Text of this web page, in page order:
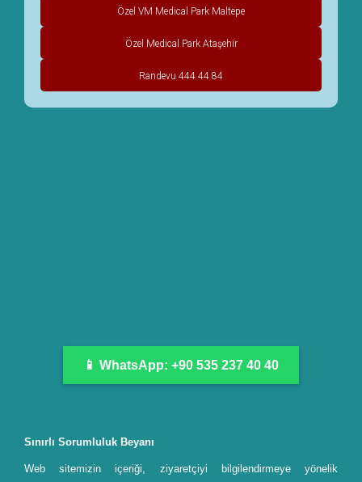
Özel VM Medical Park Maltepe
Özel Medical Park Ataşehir
Randevu 444 44 84
📱 WhatsApp: +90 535 237 40 40
Sınırlı Sorumluluk Beyanı
Web sitemizin içeriği, ziyaretçiyi bilgilendirmeye yönelik